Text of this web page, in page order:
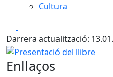
Cultura
Darrera actualització:
Presentació del llibre
Enllaços